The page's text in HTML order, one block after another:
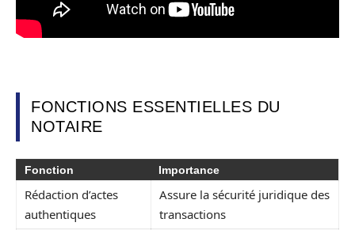
FONCTIONS ESSENTIELLES DU
NOTAIRE
Fonction Importance
Rédaction d’actes
authentiques
Assure la sécurité juridique des
transactions